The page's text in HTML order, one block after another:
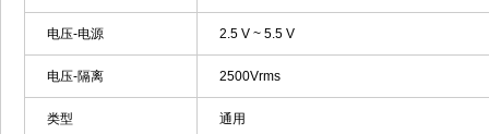
电压-电源 2.5 V ~ 5.5 V
电压-隔离 2500Vrms
类型 通用